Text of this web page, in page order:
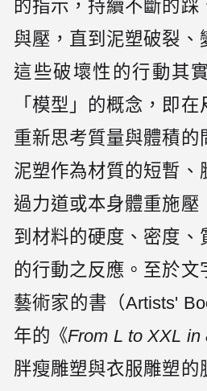
的指示，持續不斷的踩
與壓，直到泥塑破裂、
這些破壞性的行動其
「模型」的概念，即
重新思考質量與體積的
泥塑作為材質的短暫、
過力道或本身體重施壓
到材料的硬度、密度、
的行動之反應。至於文
藝術家的書（Artists'
年的《From L to XXL in
胖瘦雕塑與衣服雕塑的